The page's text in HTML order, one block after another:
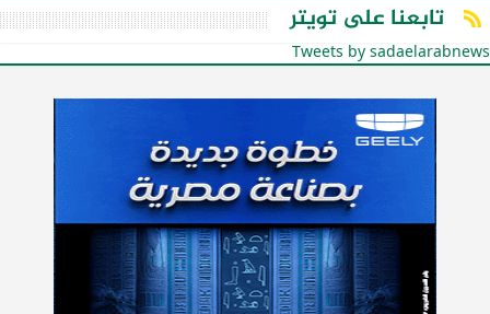
تابعنا على تويتر
Tweets by sadaelarabnews